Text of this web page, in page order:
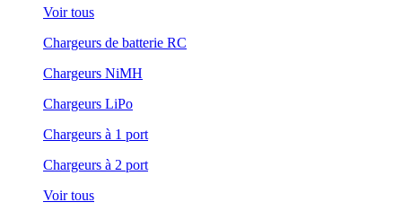
Voir tous
Chargeurs de batterie RC
Chargeurs NiMH
Chargeurs LiPo
Chargeurs à 1 port
Chargeurs à 2 port
Voir tous